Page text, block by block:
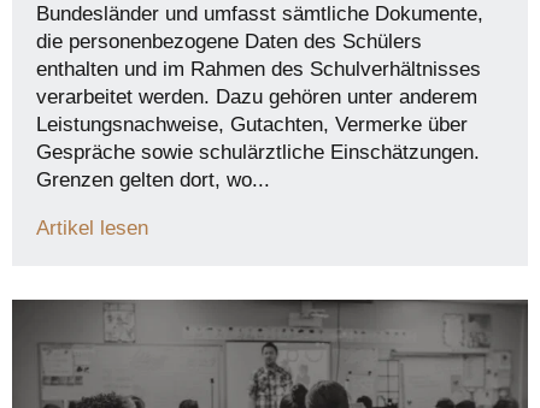
Bundesländer und umfasst sämtliche Dokumente,
die personenbezogene Daten des Schülers
enthalten und im Rahmen des Schulverhältnisses
verarbeitet werden. Dazu gehören unter anderem
Leistungsnachweise, Gutachten, Vermerke über
Gespräche sowie schulärztliche Einschätzungen.
Grenzen gelten dort, wo...
Artikel lesen